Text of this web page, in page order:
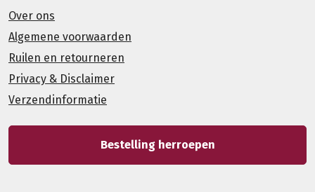
Over ons
Algemene voorwaarden
Ruilen en retourneren
Privacy & Disclaimer
Verzendinformatie
Bestelling herroepen